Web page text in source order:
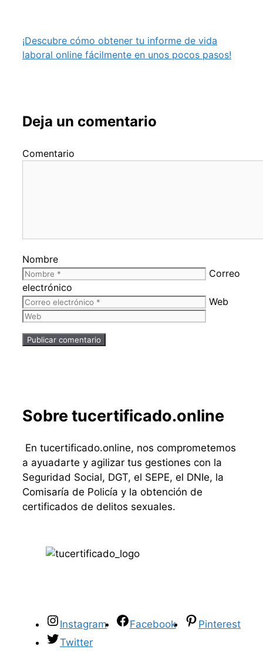
¡Descubre cómo obtener tu informe de vida
laboral online fácilmente en unos pocos pasos!
Deja un comentario
Comentario
Nombre
Correo
electrónico
Web
Sobre tucertificado.online
En tucertificado.online, nos comprometemos
a ayuadarte y agilizar tus gestiones con la
Seguridad Social, DGT, el SEPE, el DNIe, la
Comisaría de Policía y la obtención de
certificados de delitos sexuales.
Instagram Facebook
Pinterest
Twitter